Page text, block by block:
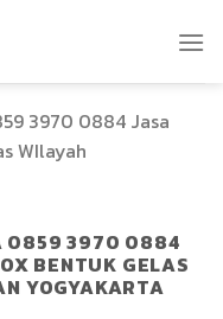
3970 0884 Jasa
WIlayah
0859 3970 0884
BENTUK GELAS
YOGYAKARTA